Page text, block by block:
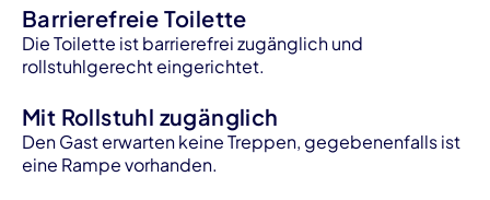
Barrierefreie Toilette
Die Toilette ist barrierefrei zugänglich und
rollstuhlgerecht eingerichtet.
Mit Rollstuhl zugänglich
Den Gast erwarten keine Treppen, gegebenenfalls ist
eine Rampe vorhanden.